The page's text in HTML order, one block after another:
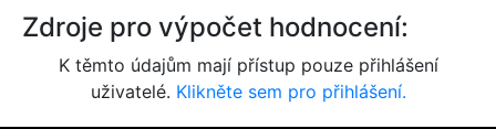
Zdroje pro výpočet hodnocení:
K těmto údajům mají přístup pouze přihlášení
uživatelé. Klikněte sem pro přihlášení.